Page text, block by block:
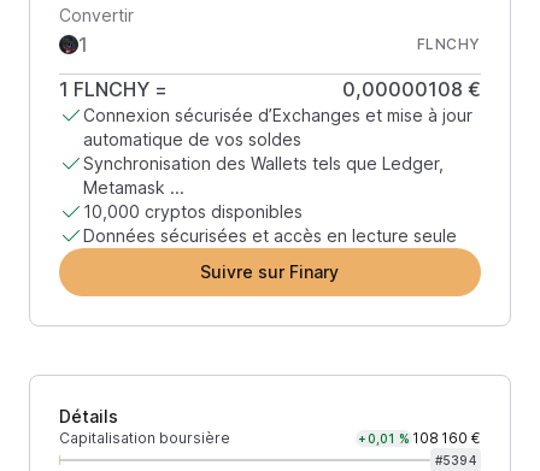
Convertir
FLNCHY
1 FLNCHY = 0,00000108 €
Connexion sécurisée d’Exchanges et mise à jour
automatique de vos soldes
Synchronisation des Wallets tels que Ledger,
Metamask ...
10,000 cryptos disponibles
Données sécurisées et accès en lecture seule
Suivre sur Finary
Détails
Capitalisation boursière +0,01 % 108 160 €
#5394